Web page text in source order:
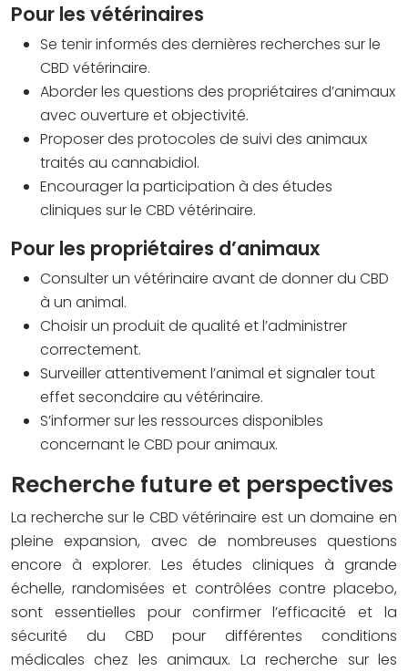
Pour les vétérinaires
Se tenir informés des dernières recherches sur le
CBD vétérinaire.
Aborder les questions des propriétaires d’animaux
avec ouverture et objectivité.
Proposer des protocoles de suivi des animaux
traités au cannabidiol.
Encourager la participation à des études
cliniques sur le CBD vétérinaire.
Pour les propriétaires d’animaux
Consulter un vétérinaire avant de donner du CBD
à un animal.
Choisir un produit de qualité et l’administrer
correctement.
Surveiller attentivement l’animal et signaler tout
effet secondaire au vétérinaire.
S’informer sur les ressources disponibles
concernant le CBD pour animaux.
Recherche future et perspectives
La recherche sur le CBD vétérinaire est un domaine en
pleine expansion, avec de nombreuses questions
encore à explorer. Les études cliniques à grande
échelle, randomisées et contrôlées contre placebo,
sont essentielles pour confirmer l’efficacité et la
sécurité du CBD pour différentes conditions
médicales chez les animaux. La recherche sur les